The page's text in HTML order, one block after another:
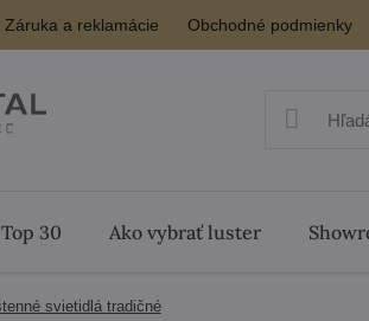
Záruka a reklamácie Obchodné podmienky
Top 30 Ako vybrať luster
svietidlá tradičné